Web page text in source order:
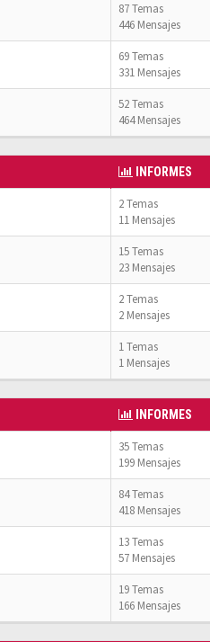
87 Temas
446 Mensajes
69 Temas
331 Mensajes
52 Temas
464 Mensajes
INFORMES
2 Temas
11 Mensajes
15 Temas
23 Mensajes
2 Temas
2 Mensajes
1 Temas
1 Mensajes
INFORMES
35 Temas
199 Mensajes
84 Temas
418 Mensajes
13 Temas
57 Mensajes
19 Temas
166 Mensajes